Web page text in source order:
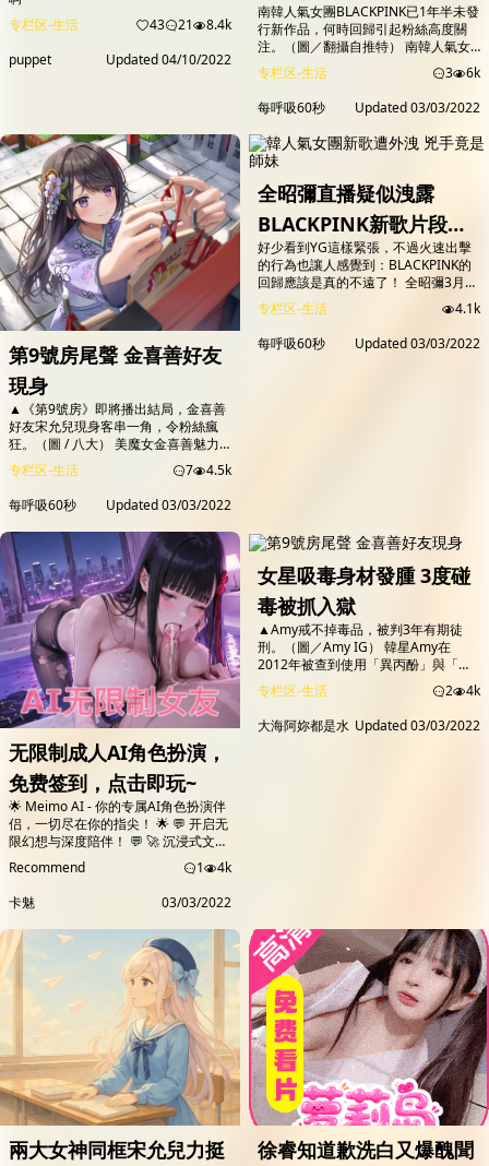
专栏区-生活
43 21
8.4k
puppet
Updated04/10/2022
南韓人氣女團BLACKPINK已1年半未發
行新作品，何時回歸引起粉絲高度關
注。（圖／翻攝自推特） 南韓人氣女
團BLACKPINK在全球擁有大批粉絲，
每每推出新作品總能造成轟動，不過他
們在2020年推出專輯《THE ALBUM》
後，已1年半未發行新作品，何時回歸
引起粉絲高度關注。不過，昨（2）日
隸屬YG娛樂旗下的「The Black
Label」女星Somi在直播時卻意外洩露
BLACKPI...
专栏区-生活 3
6k
每呼吸60秒
Updated03/03/2022
第9號房尾聲 金喜善好友
現身
▲《第9號房》即將播出結局，金喜善
好友宋允兒現身客串一角，令粉絲瘋
狂。（圖 / 八大） 美魔女金喜善魅力
在台發威！由金喜善和金海淑主演的八
大戲劇台熱播韓劇《第9號房》，收視
率再創新高，登上有線電視韓劇榜之
首；根據AGB尼爾森昨(2日)收視調
查，《第9號房》在有線電視4歲以上
收視0.96、分眾35-44歲女性族群衝上
1.10，除搶下同時段韓劇冠軍，更是當
天全日韓劇榜第一。 ▲宋允兒現身客...
专栏区-生活 7
4.5k
每呼吸60秒
Updated03/03/2022
全昭彌直播疑似洩露
BLACKPINK新歌片段網
友認出Jennie獨特嗓音
YG火速實施全網刪除
好少看到YG這樣緊張，不過火速出擊
的行為也讓人感覺到：BLACKPINK的
回歸應該是真的不遠了！ 全昭彌3月2
日通過IG直播，第一次公開自己在所
屬社The Black Label裡的工作室。 直
播時因為外面有聲音，全昭彌出門一探
究竟時打開了其他工作室的房門，瞬間
专栏区-生活
4.1k
每呼吸60秒
Updated03/03/2022
无限制成人AI角色扮演，
免费签到，点击即玩~
🌟 Meimo AI - 你的专属AI角色扮演伴
侣，一切尽在你的指尖！ 🌟 💬 开启无
限幻想与深度陪伴！ 💬 🚀 沉浸式文字
角色扮演，让你的想象力尽情飞驰！
🔥 丰富的AI角色，满足每一个幻想！
不论是甜蜜恋爱、暗黑欲望、奇幻冒
险，还是深度情感交织 🔥点击开始游
戏即可解锁全部角色任意游玩🔥
Recommend 1
4k
卡魅
03/03/2022
女星吸毒身材發腫 3度碰
毒被抓入獄
▲Amy戒不掉毒品，被判3年有期徒
刑。（圖／Amy IG） 韓星Amy在
2012年被查到使用「異丙酚」與「唑
吡坦」，遭判有期徒刑8個月、緩刑2
年，結果2014年再被發現違法使用
「唑吡坦」，最後被罰款、強制驅逐出
境5年，她於2021年才回到韓國，回韓
专栏区-生活 2
4k
大海阿妳都是水 Updated03/03/2022
兩大女神同框宋允兒力挺
徐睿知道歉洗白又爆醜聞